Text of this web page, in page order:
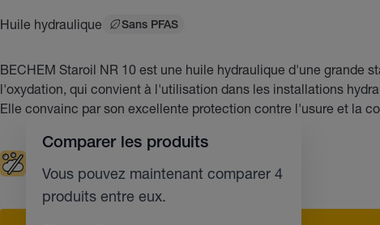
Huile hydraulique Sans PFAS
BECHEM Staroil NR 10 est une huile hydraulique d'une grande
l'oxydation, qui convient à l'utilisation dans les installations
Elle convainc par son excellente protection contre l'usure et la
Comparer les produits
Vous pouvez maintenant comparer 4
produits entre eux.